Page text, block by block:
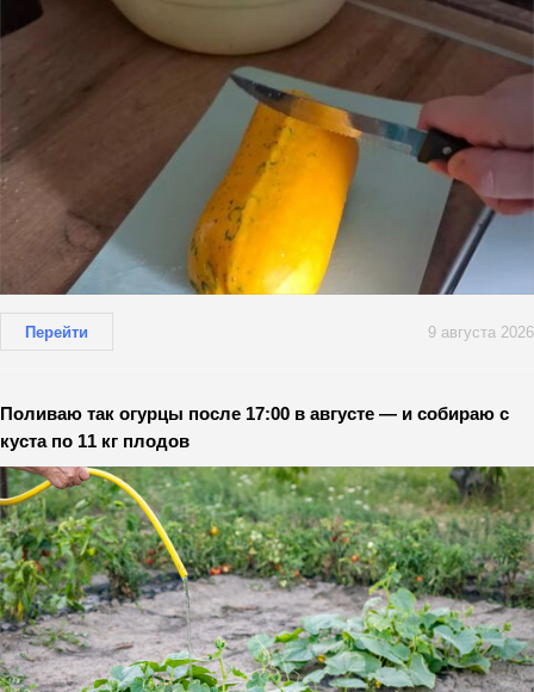
Перейти 9 августа 2026
Поливаю так огурцы после 17:00 в августе — и собираю с
куста по 11 кг плодов